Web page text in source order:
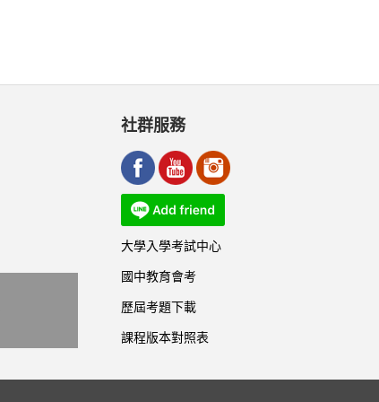
社群服務
大學入學考試中心
國中教育會考
歷屆考題下載
課程版本對照表